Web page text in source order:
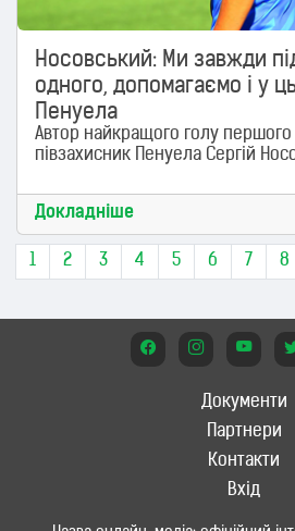
Носовський: Ми завжди
одного, допомагаємо і у
Пенуела
Автор найкращого голу першого
півзахисник Пенуела Сергій
Докладніше
1 2 3 4 5 6 7 8
Документи
Партнери
Контакти
Вхід